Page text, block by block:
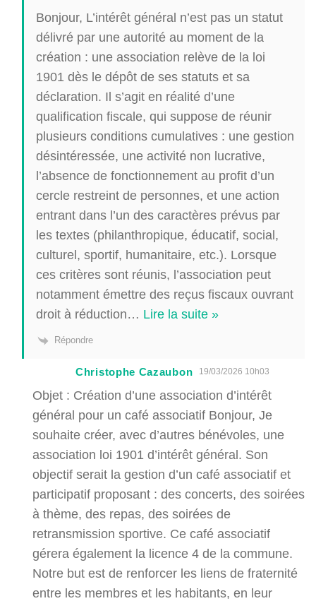
Bonjour, L’intérêt général n’est pas un statut
délivré par une autorité au moment de la
création : une association relève de la loi
1901 dès le dépôt de ses statuts et sa
déclaration. Il s’agit en réalité d’une
qualification fiscale, qui suppose de réunir
plusieurs conditions cumulatives : une gestion
désintéressée, une activité non lucrative,
l’absence de fonctionnement au profit d’un
cercle restreint de personnes, et une action
entrant dans l’un des caractères prévus par
les textes (philanthropique, éducatif, social,
culturel, sportif, humanitaire, etc.). Lorsque
ces critères sont réunis, l’association peut
notamment émettre des reçus fiscaux ouvrant
droit à réduction… Lire la suite »
Répondre
Christophe Cazaubon 19/03/2026 10h03
Objet : Création d’une association d’intérêt
général pour un café associatif Bonjour, Je
souhaite créer, avec d’autres bénévoles, une
association loi 1901 d’intérêt général. Son
objectif serait la gestion d’un café associatif et
participatif proposant : des concerts, des soirées
à thème, des repas, des soirées de
retransmission sportive. Ce café associatif
gérera également la licence 4 de la commune.
Notre but est de renforcer les liens de fraternité
entre les membres et les habitants, en leur